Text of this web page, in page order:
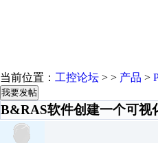
当前位置： 工控论坛 > > 产品 >
我要发帖
B&RAS软件创建一个可视